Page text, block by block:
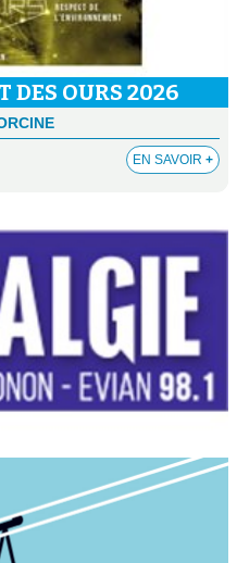
DES OURS 2026
EN SAVOIR +